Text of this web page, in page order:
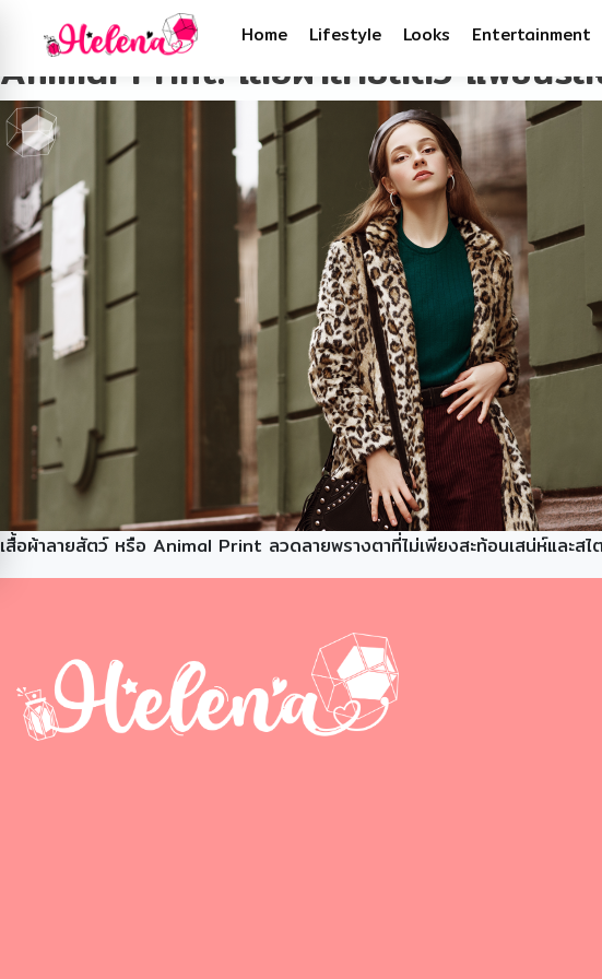
Home Lifestyle Looks Entertainment
Tag:แฟชั่นลายสัตว์
Animal Print: เสื้อผ้าลายสัตว์ แฟชั่นรส
เสื้อผ้าลายสัตว์ หรือ Animal Print ลวดลายพรางตาที่ไม่เพียงสะท้อนเสน่ห์และ